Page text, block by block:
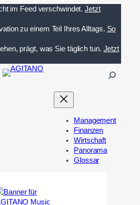
im Feed verschwindet. Jetzt
zu einem Teil Ihres Alltags. So
prägt, was Sie täglich tun. Jetzt
n
Management
Finanzen
Wirtschaft
Panorama
Glossar